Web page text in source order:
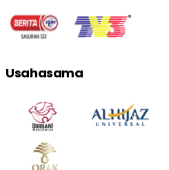
Usahasama